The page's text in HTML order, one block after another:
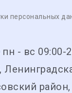
персональных
пн - вс 09:00-